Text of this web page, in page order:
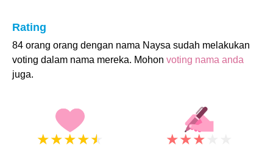
Rating
84 orang orang dengan nama Naysa sudah melakukan
voting dalam nama mereka. Mohon voting nama anda
juga.
★★★★★ ★★★